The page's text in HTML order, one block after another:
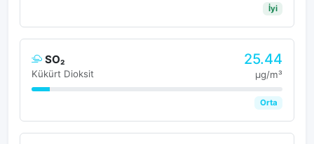
İyi
SO₂
Kükürt Dioksit
25.44
μg/m³
Orta